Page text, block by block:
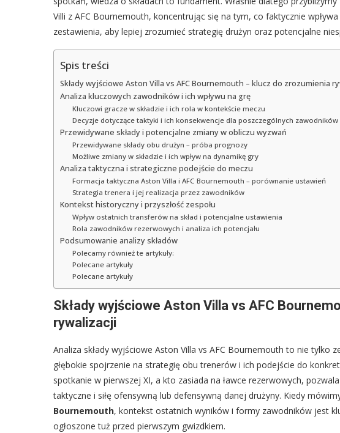
Villi z AFC Bournemouth, koncentrując się na tym, co faktycznie
zestawienia, aby lepiej zrozumieć strategię drużyn oraz potencjalne
Spis treści
Składy wyjściowe Aston Villa vs AFC Bournemouth – klucz do zrozumienia
Analiza kluczowych zawodników i ich wpływu na grę
Kluczowi gracze w składzie i ich rola w kontekście meczu
Decyzje dotyczące taktyki i ich konsekwencje dla poszczególnych zawodników
Przewidywane składy i potencjalne zmiany w obliczu wyzwań
Przewidywane składy obu drużyn – próba prognozy
Możliwe zmiany w składzie i ich wpływ na dynamikę gry
Analiza taktyczna i strategiczne podejście do meczu
Formacja taktyczna Aston Villa i AFC Bournemouth – porównanie ustawień
Strategia trenera i jej realizacja przez zawodników
Kontekst historyczny i przyszłość zespołu
Wpływ ostatnich transferów na skład i potencjalne ustawienia
Rola zawodników rezerwowych i analiza ich potencjału
Podsumowanie analizy składów
Polecamy również te artykuły:
Polecane artykuły
Polecane artykuły
Składy wyjściowe Aston Villa vs AFC
rywalizacji
Analiza składy wyjściowe Aston Villa vs AFC Bournemouth to nie tylko
głębokie spojrzenie na strategię obu trenerów i ich podejście do
spotkanie w pierwszej XI, a kto zasiada na ławce rezerwowych,
taktyczne i siłę ofensywną lub defensywną danej drużyny. Kiedy
Bournemouth, kontekst ostatnich wyników i formy zawodników jest
ogłoszone tuż przed pierwszym gwizdkiem.